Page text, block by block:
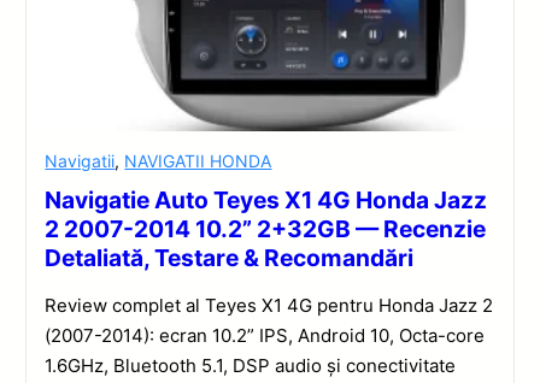
Navigatii, NAVIGATII HONDA
Navigatie Auto Teyes X1 4G Honda Jazz
2 2007-2014 10.2” 2+32GB — Recenzie
Detaliată, Testare & Recomandări
Review complet al Teyes X1 4G pentru Honda Jazz 2
(2007-2014): ecran 10.2” IPS, Android 10, Octa-core
1.6GHz, Bluetooth 5.1, DSP audio și conectivitate